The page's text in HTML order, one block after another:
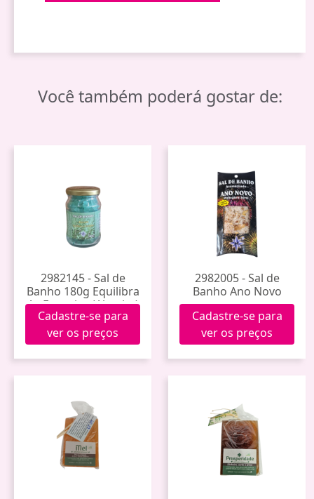
Você também poderá gostar de:
2982145 - Sal de
Banho 180g Equilibra
As Energias (Alecrim)
Cadastre-se para
ver os preços
2982005 - Sal de
Banho Ano Novo
Cadastre-se para
ver os preços